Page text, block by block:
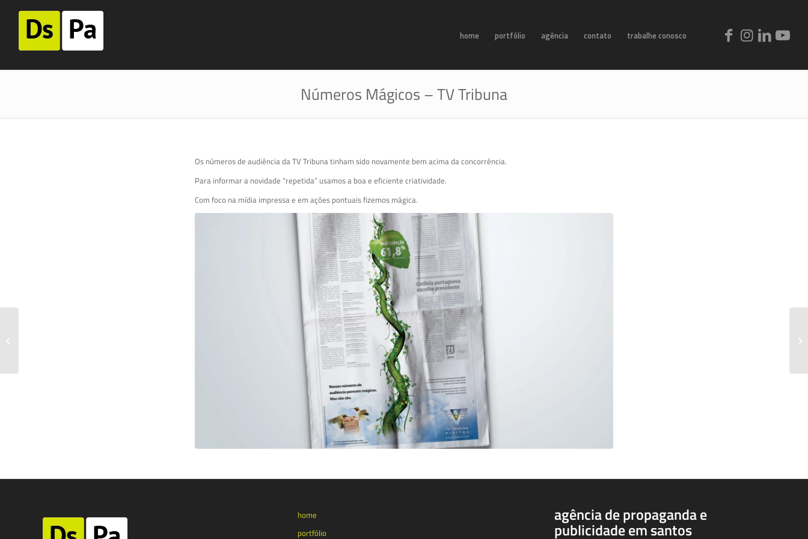
home portfólio agência contato trabalhe conosco
Números Mágicos – TV Tribuna
Os números de audiência da TV Tribuna tinham sido novamente bem acima da concorrência.
Para informar a novidade “repetida” usamos a boa e eficiente criatividade.
Com foco na mídia impressa e em ações pontuais fizemos mágica.
home
portfólio
agência de propaganda e
publicidade em santos